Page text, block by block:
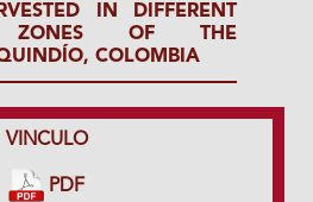
IN DIFFERENT
ZONES OF THE
COLOMBIA
VINCULO
PDF